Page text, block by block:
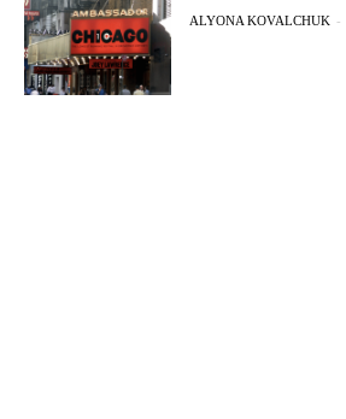
ALYONA KOVALCHUK -